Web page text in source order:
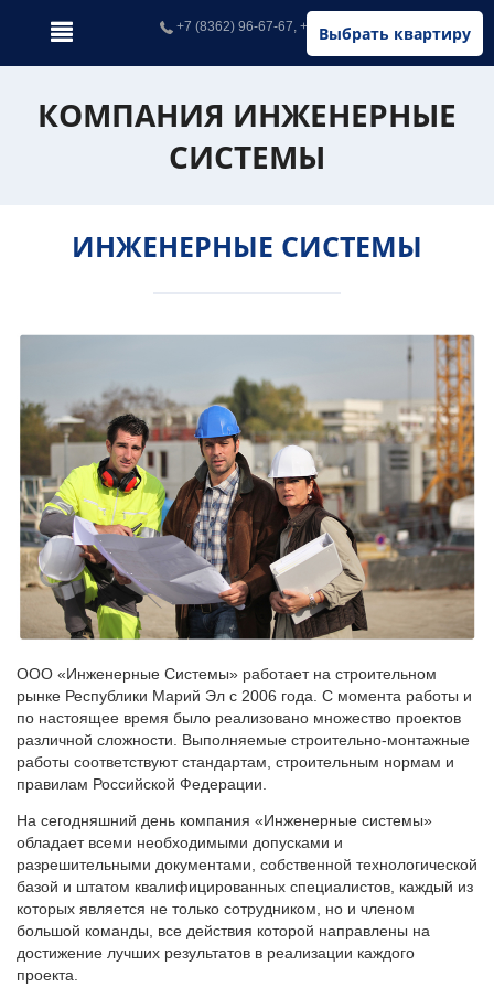
Выбрать квартиру
+7 (8362) 96-67-67, +7 (902) 326-67-67
КОМПАНИЯ ИНЖЕНЕРНЫЕ
СИСТЕМЫ
ИНЖЕНЕРНЫЕ СИСТЕМЫ
ООО «Инженерные Системы» работает на строительном
рынке Республики Марий Эл с 2006 года. С момента работы и
по настоящее время было реализовано множество проектов
различной сложности. Выполняемые строительно-монтажные
работы соответствуют стандартам, строительным нормам и
правилам Российской Федерации.
На сегодняшний день компания «Инженерные системы»
обладает всеми необходимыми допусками и
разрешительными документами, собственной технологической
базой и штатом квалифицированных специалистов, каждый из
которых является не только сотрудником, но и членом
большой команды, все действия которой направлены на
достижение лучших результатов в реализации каждого
проекта.